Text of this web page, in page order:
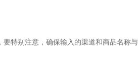
特别注意，确保输入的渠道和商品名称